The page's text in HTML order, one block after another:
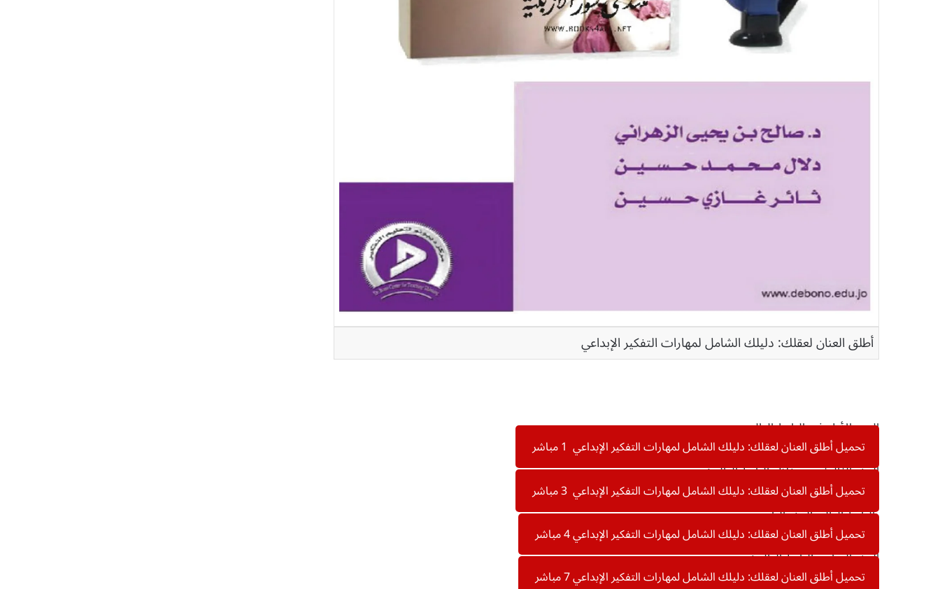
أطلق العنان لعقلك: دليلك الشامل لمهارات التفكير الإبداعي
الجزء الأول في الرابط التالي:
تحميل أطلق العنان لعقلك: دليلك الشامل لمهارات التفكير الإبداعي 1 مباشر
الجزء الثالث من خلال الرابط التالي:
تحميل أطلق العنان لعقلك: دليلك الشامل لمهارات التفكير الإبداعي 3 مباشر
بالرابط التالي الجزء الرابع
تحميل أطلق العنان لعقلك: دليلك الشامل لمهارات التفكير الإبداعي 4 مباشر
الجزء السابع بالرابط التالي:
تحميل أطلق العنان لعقلك: دليلك الشامل لمهارات التفكير الإبداعي 7 مباشر